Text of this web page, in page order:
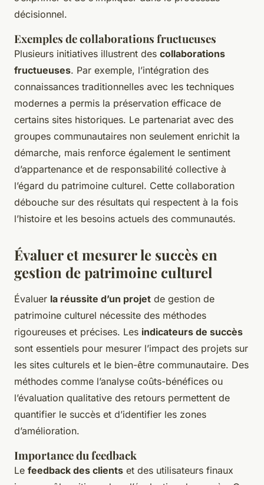
décisionnel.
Exemples de collaborations fructueuses
Plusieurs initiatives illustrent des collaborations
fructueuses. Par exemple, l’intégration des
connaissances traditionnelles avec les techniques
modernes a permis la préservation efficace de
certains sites historiques. Le partenariat avec des
groupes communautaires non seulement enrichit la
démarche, mais renforce également le sentiment
d’appartenance et de responsabilité collective à
l’égard du patrimoine culturel. Cette collaboration
débouche sur des résultats qui respectent à la fois
l’histoire et les besoins actuels des communautés.
Évaluer et mesurer le succès en
gestion de patrimoine culturel
Évaluer la réussite d’un projet de gestion de
patrimoine culturel nécessite des méthodes
rigoureuses et précises. Les indicateurs de succès
sont essentiels pour mesurer l’impact des projets sur
les sites culturels et le bien-être communautaire. Des
méthodes comme l’analyse coûts-bénéfices ou
l’évaluation qualitative des retours permettent de
quantifier le succès et d’identifier les zones
d’amélioration.
Importance du feedback
Le feedback des clients et des utilisateurs finaux